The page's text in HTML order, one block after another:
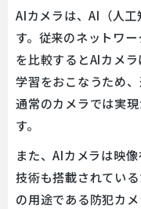
AIカメラは、AI（人
す。従来のネットワ
を比較するとAIカメ
学習をおこなうため
通常のカメラでは実
す。
また、AIカメラは映
技術も搭載されてい
の用途である防犯カ